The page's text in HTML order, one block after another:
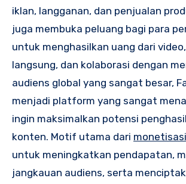
iklan, langganan, dan penjualan
juga membuka peluang bagi para
untuk menghasilkan uang dari
langsung, dan kolaborasi dengan
audiens global yang sangat besar,
menjadi platform yang sangat
ingin maksimalkan potensi
konten. Motif utama dari
untuk meningkatkan pendapatan,
jangkauan audiens, serta